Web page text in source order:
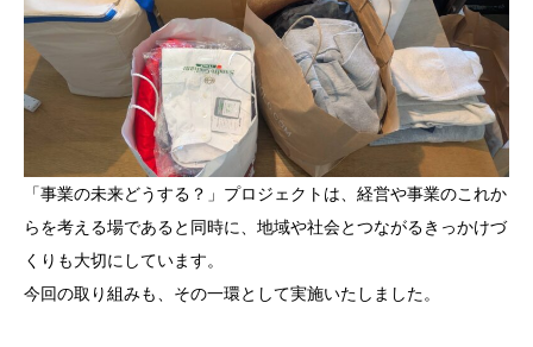
「事業の未来どうする？」プロジェクトは、経営や事業のこれか
らを考える場であると同時に、地域や社会とつながるきっかけづ
くりも大切にしています。
今回の取り組みも、その一環として実施いたしました。